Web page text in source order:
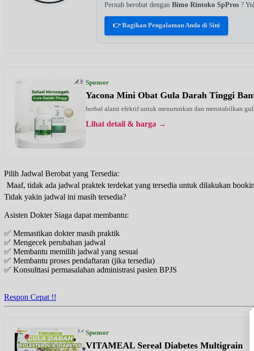
Pernah berobat dengan Bimo Rintoko SpPros ?
👉 Bagikan Pengalaman Anda di Sini
Sponsor
Yacona Mini Obat Gula Darah Tinggi
herbal alami efektif untuk menurunkan dan menstabilkan
Lihat detail & harga →
Pilih Jadwal Berobat yang Tersedia:
Maaf, tidak ada jadwal praktek terdekat yang tersedia untuk dilakukan
Tidak yakin jadwal ini masih tersedia?
Asisten Dokter Siaga dapat membantu:
✅ Memastikan dokter masih praktik
✅ Mengecek perubahan jadwal
✅ Membantu memilih jadwal yang sesuai
✅ Membantu proses pendaftaran (jika tersedia)
✅ Konsulttasi permasalahan administrasi pasien BPJS
Respon Cepat !!
Sponsor
VITAMEAL Sereal Diabetes Multigrain